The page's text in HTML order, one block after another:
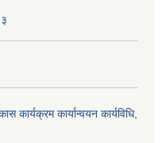
कार्यक्रम कार्यान्वयन कार्यविधि,